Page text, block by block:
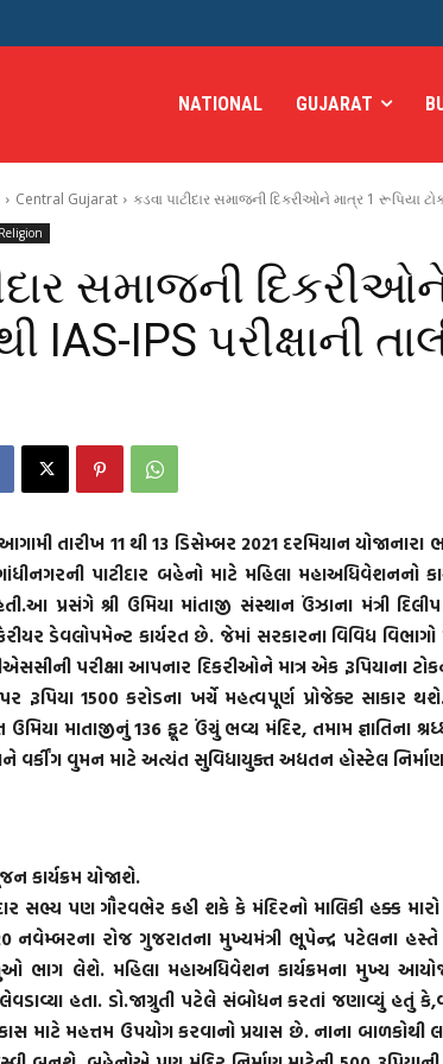
NATIONAL GUJARAT
Central Gujarat કડવા પાટીદાર સમાજની દિકરીઓને માત્ર 1 રૂપિયા
Religion
સમાજની
IAS-IPS પરીક્ષાની
તારીખ 11 થી 13 ડિસેમ્બર 2021 દરમિયાન યોજાનારા
પાટીદાર બહેનો માટે મહિલા મહાઅધિવેશનનો
પ્રસંગે શ્રી ઉમિયા માંતાજી સંસ્થાન ઉંઝાના મંત્રી
ડેવલોપમેન્ટ કાર્યરત છે. જેમાં સરકારના વિવિધ વિભાગો
પરીક્ષા આપનાર દિકરીઓને માત્ર એક રૂપિયાના
1500 કરોડના ખર્ચે મહત્વપૂર્ણ પ્રોજેક્ટ સાકાર થશે.
માતાજીનું 136 ફૂટ ઉંચું ભવ્ય મંદિર, તમામ જ્ઞાતિના
વર્કીંગ વુમન માટે અત્યંત સુવિધાયુક્ત અદ્યતન હોસ્ટેલ
કાર્યક્રમ યોજાશે.
સભ્ય પણ ગૌરવભેર કહી શકે કે મંદિરનો માલિકી હક્ક
રોજ ગુજરાતના મુખ્યમંત્રી ભૂપેન્દ્ર પટેલના હસ્તે
ભાગ લેશે. મહિલા મહાઅધિવેશન કાર્યક્રમના મુખ્ય
હતા. ડો.જાગ્રુતી પટેલે સંબોધન કરતાં જણાવ્યું હતું
માટે મહત્તમ ઉપયોગ કરવાનો પ્રયાસ છે. નાના